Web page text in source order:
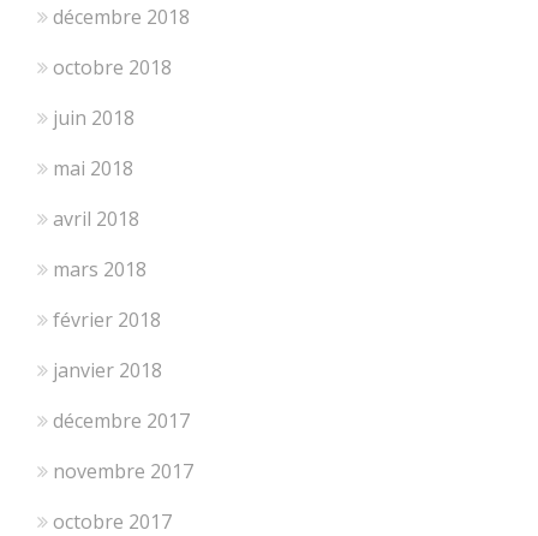
décembre 2018
octobre 2018
juin 2018
mai 2018
avril 2018
mars 2018
février 2018
janvier 2018
décembre 2017
novembre 2017
octobre 2017